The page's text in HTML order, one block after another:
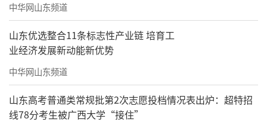
中华网山东频道
山东优选整合11条标志性产业链 培育工
业经济发展新动能新优势
中华网山东频道
山东高考普通类常规批第2次志愿投档情况表出炉：超特招
线78分考生被广西大学“接住”